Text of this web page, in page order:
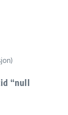
“null